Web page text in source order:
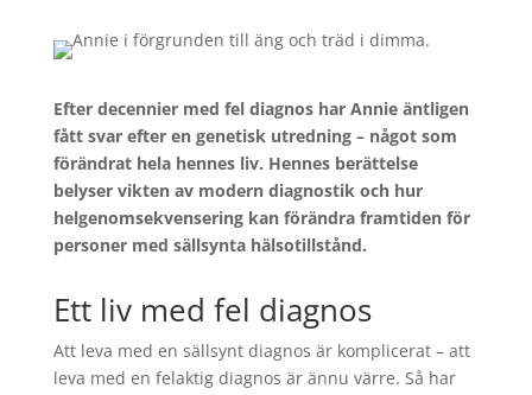
Efter decennier med fel diagnos har Annie äntligen
fått svar efter en genetisk utredning – något som
förändrat hela hennes liv. Hennes berättelse
belyser vikten av modern diagnostik och hur
helgenomsekvensering kan förändra framtiden för
personer med sällsynta hälsotillstånd.
Ett liv med fel diagnos
Att leva med en sällsynt diagnos är komplicerat – att
leva med en felaktig diagnos är ännu värre. Så har